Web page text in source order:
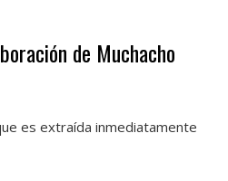
de Muchacho
es extraída inmediatamente